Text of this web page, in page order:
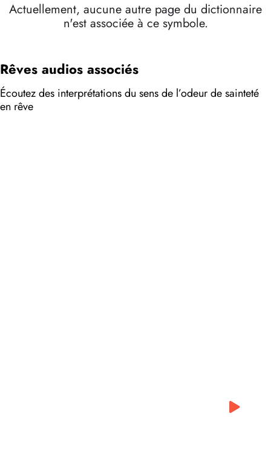
Actuellement, aucune autre page du dictionnaire
n'est associée à ce symbole.
Rêves audios associés
Écoutez des interprétations du sens de l’odeur de sainteté
en rêve